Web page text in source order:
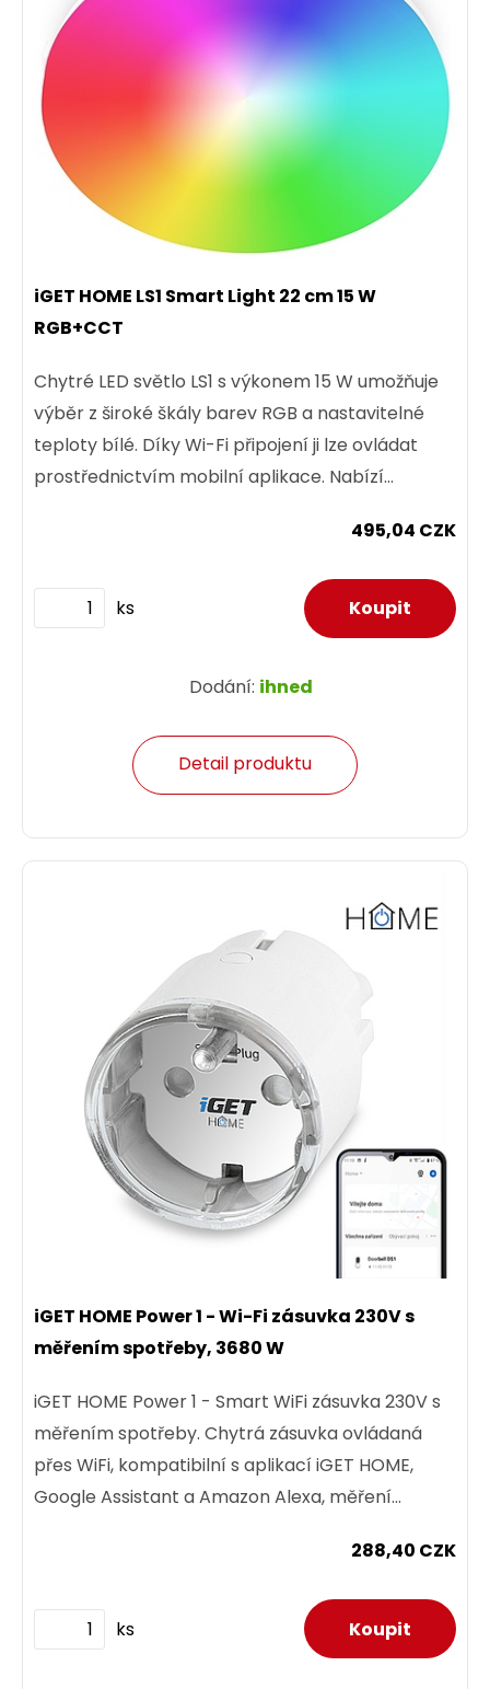
iGET HOME LS1 Smart Light 22 cm 15 W
RGB+CCT
Chytré LED světlo LS1 s výkonem 15 W umožňuje
výběr z široké škály barev RGB a nastavitelné
teploty bílé. Díky Wi-Fi připojení ji lze ovládat
prostřednictvím mobilní aplikace. Nabízí
495,04 CZK
ks
Dodání: ihned
Detail produktu
iGET HOME Power 1 - Wi-Fi zásuvka 230V s
měřením spotřeby, 3680 W
iGET HOME Power 1 - Smart WiFi zásuvka 230V s
měřením spotřeby. Chytrá zásuvka ovládaná
přes WiFi, kompatibilní s aplikací iGET HOME,
Google Assistant a Amazon Alexa, měření
288,40 CZK
ks